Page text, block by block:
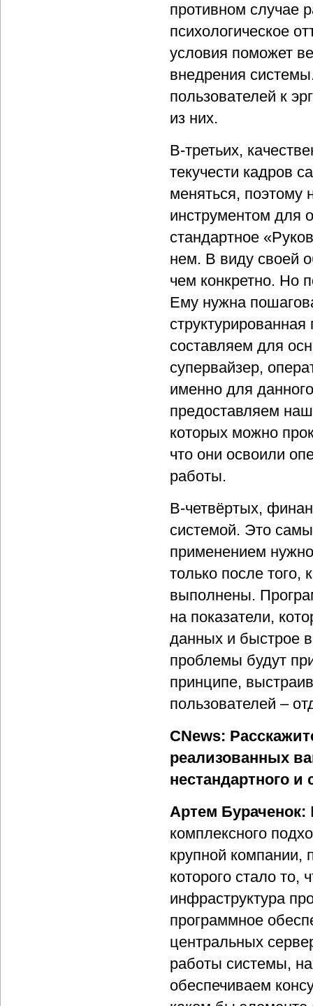
противном случае
психологическое
условия поможет
внедрения
пользователей к
из них.
В-третьих,
текучести кадров
меняться, поэтому
инструментом для
стандартное
нем. В виду своей
чем конкретно. Но
Ему нужна
составляем для
супервайзер,
именно для
предоставляем
которых можно
что они освоили
работы.
В-четвёртых,
системой. Это
применением
только после
выполнены.
на показатели,
данных и быстрое
проблемы будут
принципе,
пользователей –
CNews:
реализованных
нестандартного
Артем Бураченок:
комплексного
крупной компании,
которого стало то,
инфраструктура
программное
центральных
работы системы,
обеспечиваем